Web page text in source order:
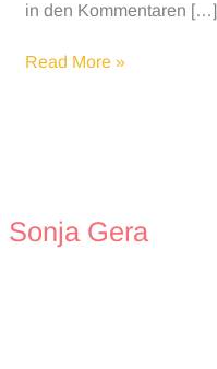
in den Kommentaren […]
Kreativ
Read More »
Sonja Gera